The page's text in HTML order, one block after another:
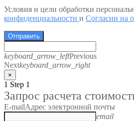
Условия и цели обработки
конфиденциальности и Согласии на
Отправить
keyboard_arrow_leftPrevious
Nextkeyboard_arrow_right
×
1 Step 1
Запрос расчета
E-mailАдрес электронной почты
email